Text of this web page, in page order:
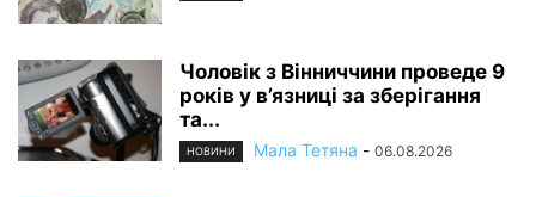
Чоловік з Вінниччини проведе 9
років у в’язниці за зберігання
та...
НОВИНИ Мала Тетяна - 06.08.2026